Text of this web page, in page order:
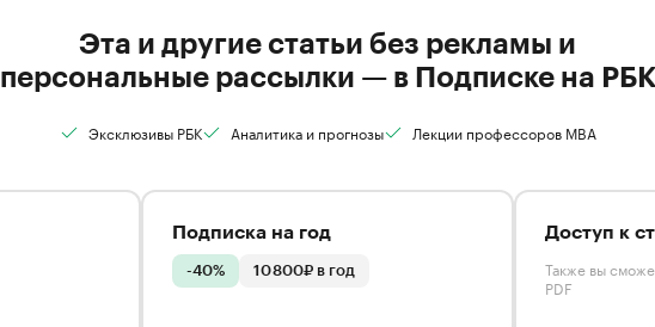
Эта и другие статьи без рекламы и
персональные рассылки — в Подписке на РБК
Эксклюзивы РБК Аналитика и прогнозы Лекции профессоров MBA
Подписка на год
-40% 10 800₽ в год
Доступ к
Также вы
PDF